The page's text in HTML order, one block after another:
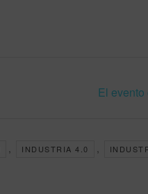
El evento
, INDUSTRIA 4.0 ,